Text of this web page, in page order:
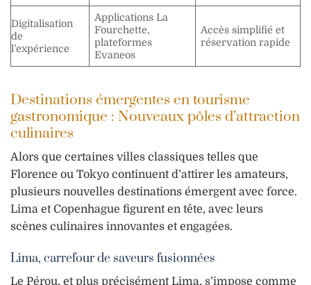
Digitalisation
de
l’expérience
Applications La
Fourchette,
plateformes
Evaneos
Accès simplifié et
réservation rapide
Destinations émergentes en tourisme
gastronomique : Nouveaux pôles d’attraction
culinaires
Alors que certaines villes classiques telles que
Florence ou Tokyo continuent d’attirer les amateurs,
plusieurs nouvelles destinations émergent avec force.
Lima et Copenhague figurent en tête, avec leurs
scènes culinaires innovantes et engagées.
Lima, carrefour de saveurs fusionnées
Le Pérou, et plus précisément Lima, s’impose comme